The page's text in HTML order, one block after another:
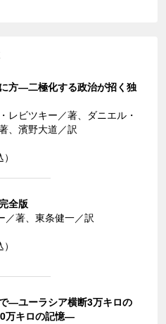
方―二極化する政治が招く独
レビツキー／著、ダニエル・
、濱野大道／訳
全版
／著、東条健一／訳
―ユーラシア横断3万キロの
万キロの記憶―